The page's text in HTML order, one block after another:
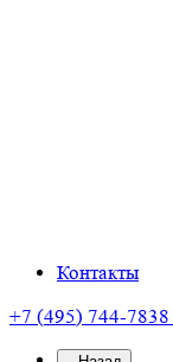
Контакты
+7 (495) 744-7838